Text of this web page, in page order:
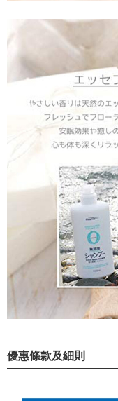
優惠條款及細則